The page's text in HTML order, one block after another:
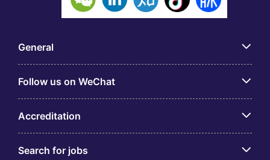
General
Follow us on WeChat
Accreditation
Search for jobs